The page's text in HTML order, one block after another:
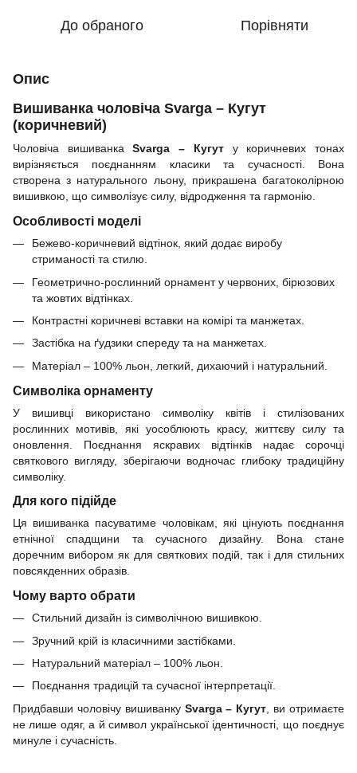
До обраного Порівняти
Опис
Вишиванка чоловіча Svarga – Кугут
(коричневий)
Чоловіча вишиванкаSvarga – Кугуту коричневих тонах
вирізняється поєднанням класики та сучасності. Вона
створена з натурального льону, прикрашена багатоколірною
вишивкою, що символізує силу, відродження та гармонію.
Особливості моделі
Бежево-коричневий відтінок, який додає виробу
стриманості та стилю.
Геометрично-рослинний орнамент у червоних, бірюзових
та жовтих відтінках.
Контрастні коричневі вставки на комірі та манжетах.
Застібка на ґудзики спереду та на манжетах.
Матеріал – 100% льон, легкий, дихаючий і натуральний.
Символіка орнаменту
У вишивці використано символіку квітів і стилізованих
рослинних мотивів, які уособлюють красу, життєву силу та
оновлення. Поєднання яскравих відтінків надає сорочці
святкового вигляду, зберігаючи водночас глибоку традиційну
символіку.
Для кого підійде
Ця вишиванка пасуватиме чоловікам, які цінують поєднання
етнічної спадщини та сучасного дизайну. Вона стане
доречним вибором як для святкових подій, так і для стильних
повсякденних образів.
Чому варто обрати
Стильний дизайн із символічною вишивкою.
Зручний крій із класичними застібками.
Натуральний матеріал – 100% льон.
Поєднання традицій та сучасної інтерпретації.
Придбавши чоловічу вишиванку Svarga – Кугут , ви отримаєте
не лише одяг, а й символ української ідентичності, що поєднує
минуле і сучасність.